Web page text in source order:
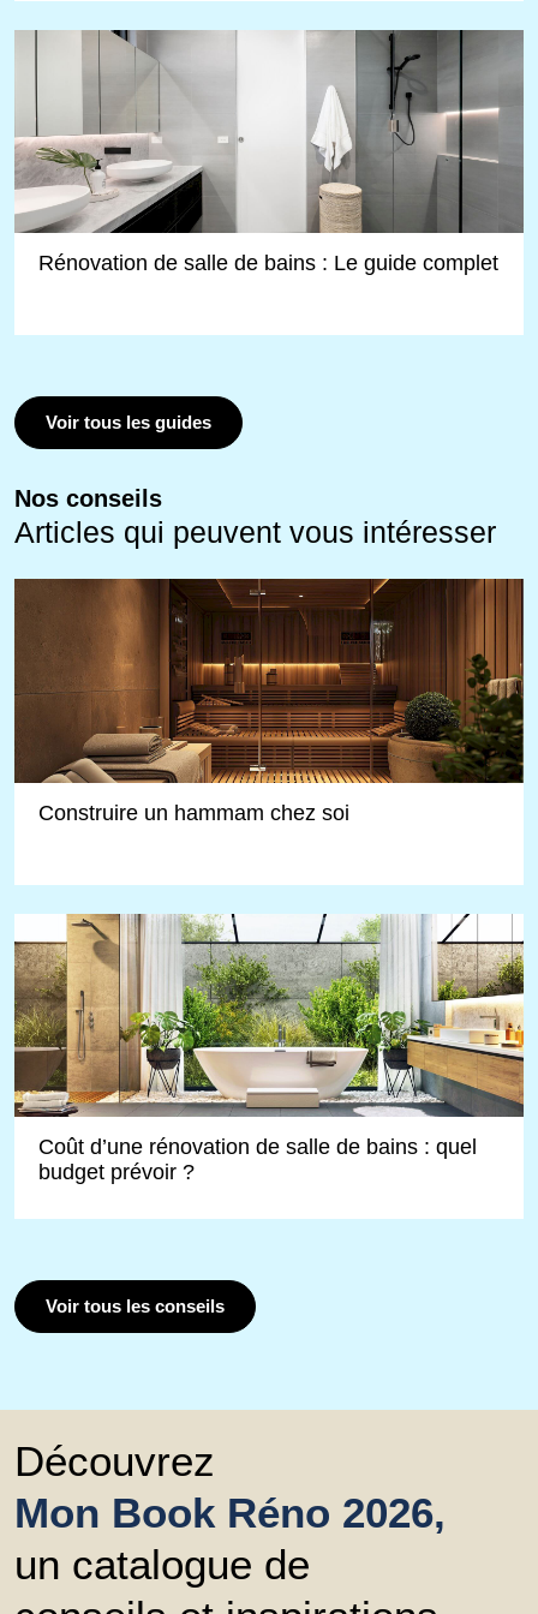
Rénovation de salle de bains : Le guide complet
Voir tous les guides
Nos conseils
Articles qui peuvent vous intéresser
Construire un hammam chez soi
Coût d’une rénovation de salle de bains : quel
budget prévoir ?
Voir tous les conseils
Découvrez
Mon Book Réno 2026,
un catalogue de